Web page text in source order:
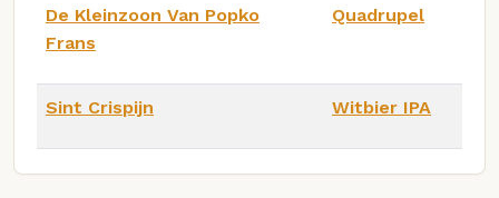
De Kleinzoon Van Popko
Frans
Quadrupel
Sint Crispijn Witbier IPA